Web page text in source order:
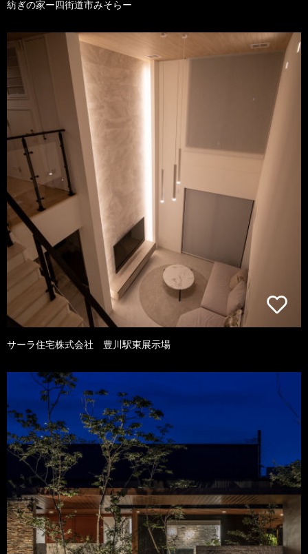
紡ぎの家ー四街道市みそらー
サーラ住宅株式会社 豊川駅東展示場